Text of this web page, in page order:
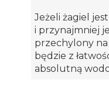
Jeżeli żagiel
i przynajmniej
przechylony na
będzie z
absolutną